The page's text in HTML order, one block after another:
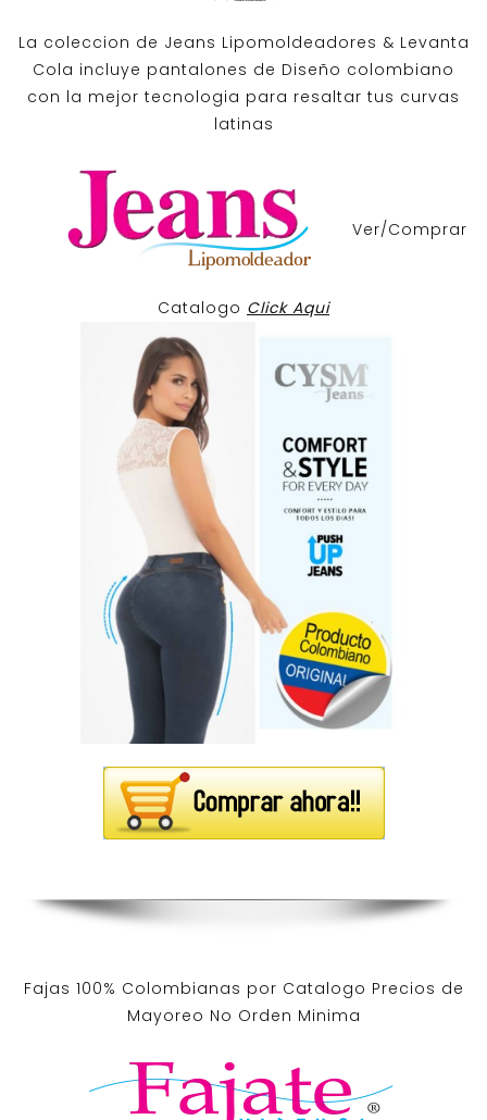
La coleccion de Jeans Lipomoldeadores & Levanta
Cola incluye pantalones de Diseño colombiano
con la mejor tecnologia para resaltar tus curvas
latinas
Ver/Comprar
Catalogo Click Aqui
Fajas 100% Colombianas por Catalogo Precios de
Mayoreo No Orden Minima